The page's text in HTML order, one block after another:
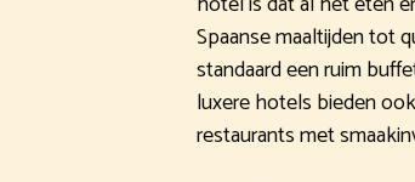
Spaanse maaltijden tot
standaard een ruim
luxere hotels bieden
restaurants met